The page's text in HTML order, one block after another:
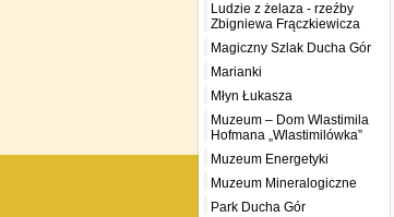
Ludzie z żelaza - rzeźby
Zbigniewa Frączkiewicza
Magiczny Szlak Ducha Gór
Marianki
Młyn Łukasza
Muzeum – Dom Wlastimila
Hofmana „Wlastimilówka”
Muzeum Energetyki
Muzeum Mineralogiczne
Park Ducha Gór